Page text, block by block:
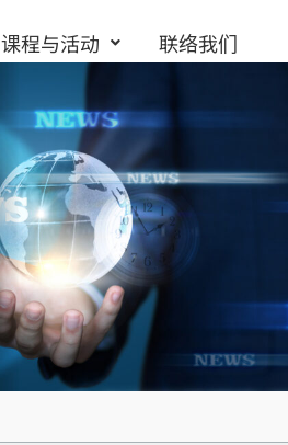
课程与活动 联络我们